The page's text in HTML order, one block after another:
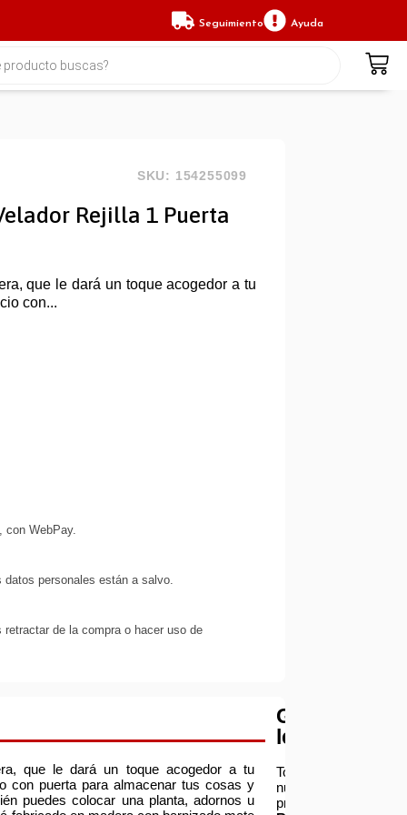
Seguimiento Ayuda
SKU: 154255099
Rejilla 1 Puerta
que le dará un toque acogedor a tu
con...
con WebPay.
personales están a salvo.
de la compra o hacer uso de
que le dará un toque acogedor a tu
con puerta para almacenar tus cosas y
puedes colocar una planta, adornos u
Garantía
legal
Todos
nuestros
productos